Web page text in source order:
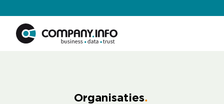
Organisaties